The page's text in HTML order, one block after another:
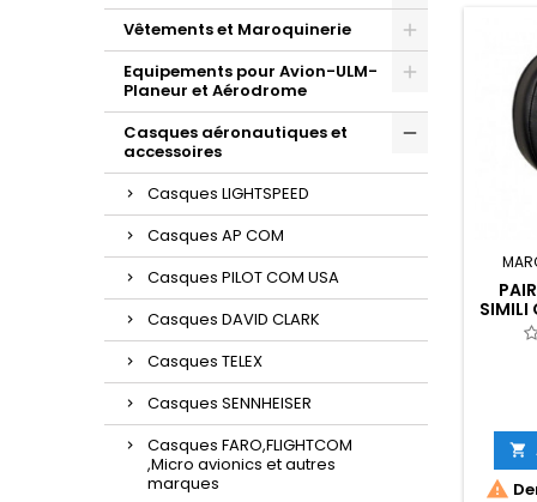
Vêtements et Maroquinerie
Equipements pour Avion-ULM-
Planeur et Aérodrome
Casques aéronautiques et
accessoires
Casques LIGHTSPEED
Casques AP COM
Casques PILOT COM USA
Casques DAVID CLARK
Casques TELEX
Casques SENNHEISER
Casques FARO,FLIGHTCOM
,Micro avionics et autres
marques
SIMILI

